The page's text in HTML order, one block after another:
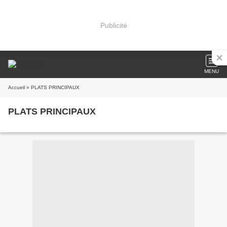
Publicité
MENU
Accueil » PLATS PRINCIPAUX
PLATS PRINCIPAUX